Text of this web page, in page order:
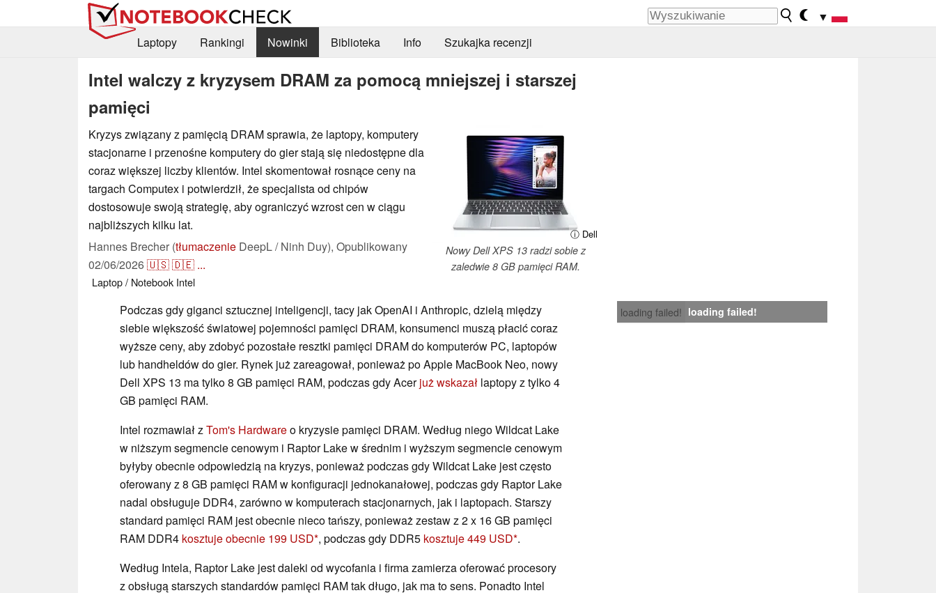
▼
Laptopy
Rankingi Nowinki Biblioteka Info Szukajka recenzji
Intel walczy z kryzysem DRAM za pomocą mniejszej i starszej
pamięci
ⓘ Dell
Nowy Dell XPS 13 radzi sobie z
zaledwie 8 GB pamięci RAM.
Kryzys związany z pamięcią DRAM sprawia, że laptopy, komputery
stacjonarne i przenośne komputery do gier stają się niedostępne dla
coraz większej liczby klientów. Intel skomentował rosnące ceny na
targach Computex i potwierdził, że specjalista od chipów
dostosowuje swoją strategię, aby ograniczyć wzrost cen w ciągu
najbliższych kilku lat.
Hannes Brecher (tłumaczenie DeepL / Ninh Duy), Opublikowany
02/06/2026🇺🇸🇩🇪 ...
Laptop / Notebook Intel
loading failed! loading failed!
Podczas gdy giganci sztucznej inteligencji, tacy jak OpenAI i Anthropic, dzielą między
siebie większość światowej pojemności pamięci DRAM, konsumenci muszą płacić coraz
wyższe ceny, aby zdobyć pozostałe resztki pamięci DRAM do komputerów PC, laptopów
lub handheldów do gier. Rynek już zareagował, ponieważ po Apple MacBook Neo, nowy
Dell XPS 13 ma tylko 8 GB pamięci RAM, podczas gdy Acerjuż wskazał laptopy z tylko 4
GB pamięci RAM.
Intel rozmawiał zTom's Hardwareo kryzysie pamięci DRAM. Według niego Wildcat Lake
w niższym segmencie cenowym i Raptor Lake w średnim i wyższym segmencie cenowym
byłyby obecnie odpowiedzią na kryzys, ponieważ podczas gdy Wildcat Lake jest często
oferowany z 8 GB pamięci RAM w konfiguracji jednokanałowej, podczas gdy Raptor Lake
nadal obsługuje DDR4, zarówno w komputerach stacjonarnych, jak i laptopach. Starszy
standard pamięci RAM jest obecnie nieco tańszy, ponieważ zestaw z 2 x 16 GB pamięci
RAM DDR4 kosztuje obecnie 199 USD , podczas gdy DDR5 kosztuje 449 USD .
Według Intela, Raptor Lake jest daleki od wycofania i firma zamierza oferować procesory
z obsługą starszych standardów pamięci RAM tak długo, jak ma to sens. Ponadto Intel